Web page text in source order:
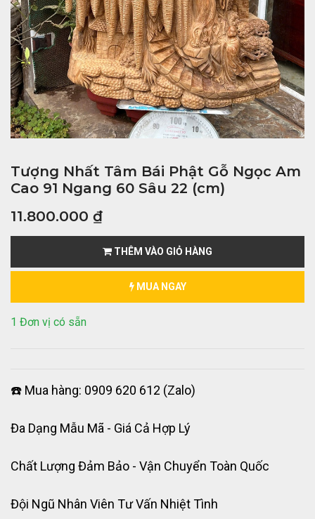
Tượng Nhất Tâm Bái Phật Gỗ Ngọc Am
Cao 91 Ngang 60 Sâu 22 (cm)
11.800.000 ₫
THÊM VÀO GIỎ HÀNG
MUA NGAY
1 Đơn vị có sẵn
☎️ Mua hàng: 0909 620 612 (Zalo)
Đa Dạng Mẫu Mã - Giá Cả Hợp Lý
Chất Lượng Đảm Bảo - Vận Chuyển Toàn Quốc
Đội Ngũ Nhân Viên Tư Vấn Nhiệt Tình